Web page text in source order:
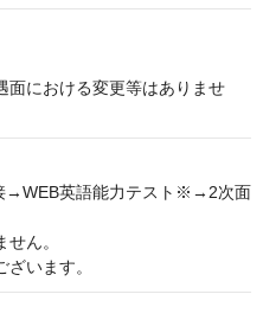
面における変更等はありませ
→WEB英語能力テスト※→2次面
ん。
います。